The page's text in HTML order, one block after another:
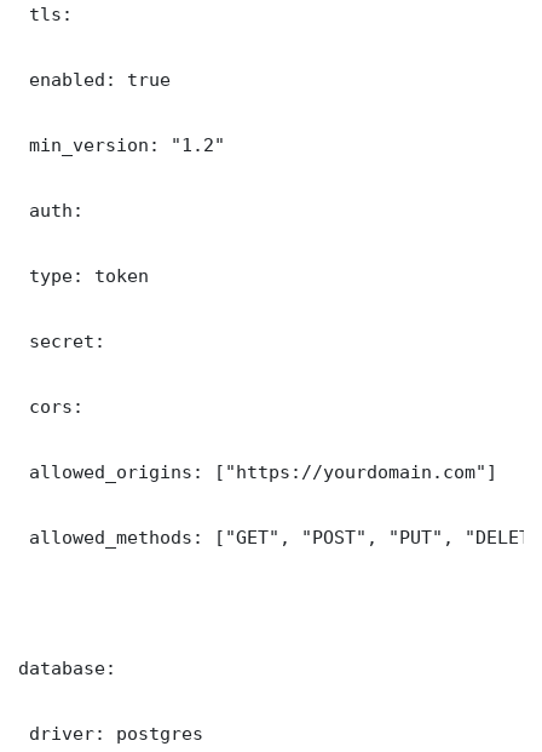
tls:
enabled: true
min_version: "1.2"
auth:
type: token
secret:
cors:
allowed_origins: ["https://yourdomain.com"]
allowed_methods: ["GET", "POST", "PUT",
database:
driver: postgres